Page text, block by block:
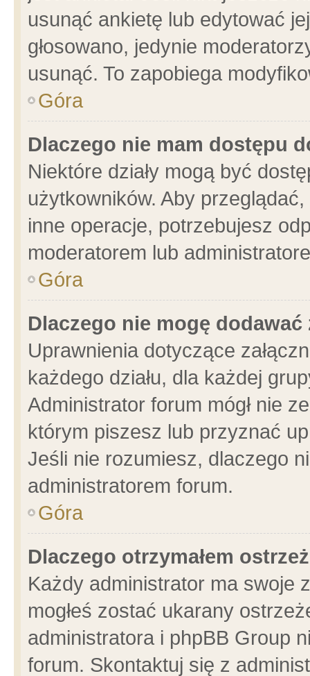
usunąć ankietę lub edytować
głosowano, jedynie
usunąć. To zapobiega
Góra
Dlaczego nie mam dostępu
Niektóre działy mogą być
użytkowników. Aby
inne operacje, potrzebujesz
moderatorem lub
Góra
Dlaczego nie mogę dodawać
Uprawnienia dotyczące
każdego działu, dla każdej
Administrator forum mógł nie
którym piszesz lub przyznać
Jeśli nie rozumiesz, dlaczego
administratorem forum.
Góra
Dlaczego otrzymałem
Każdy administrator ma swoje
mogłeś zostać ukarany
administratora i phpBB Group
forum. Skontaktuj się z